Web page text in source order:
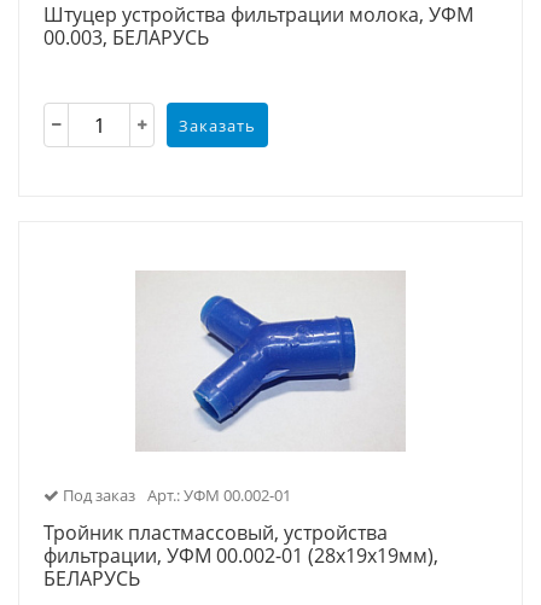
Штуцер устройства фильтрации молока, УФМ
00.003, БЕЛАРУСЬ
Заказать
Под заказ Арт.: УФМ 00.002-01
Тройник пластмассовый, устройства
фильтрации, УФМ 00.002-01 (28х19х19мм),
БЕЛАРУСЬ